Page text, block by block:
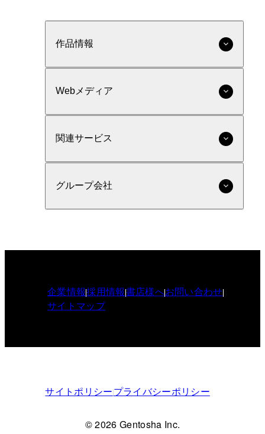
作品情報
Webメディア
関連サービス
グループ会社
企業情報採用情報書店様へお問い合わせ
サイトマップ
サイトポリシープライバシーポリシー
© 2026 Gentosha Inc.